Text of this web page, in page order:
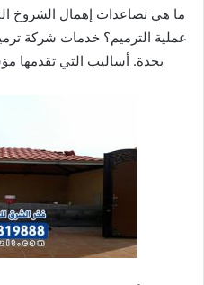
ما هي تصاعدات إهمال الشروخ
عملية الترميم؟ خدمات شركة
بجدة. أساليب التي تقدمها